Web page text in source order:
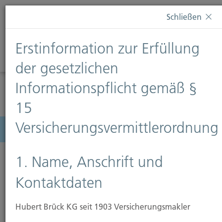
Diese Webseite verwendet Cookies. Wenn Sie weiterhin
Informationen finden Sie auf unserer SeiteDatenschutz
Diese Nachricht nicht erneut anzeigen
Menü
Öltank
Gewässerschadenhaftpflicht-
Schließen
Erstinformation zur Erfüllung
der gesetzlichen
Informationspflicht gemäß §
15
Versicherungsvermittlerordnung
1. Name, Anschrift und
Kontaktdaten
Hubert Brück KG seit 1903 Versicherungsmakler